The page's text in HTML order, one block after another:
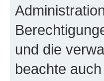
und die
beachte